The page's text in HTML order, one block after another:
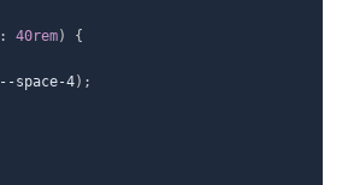
: 40rem)
{
--space-4) ;